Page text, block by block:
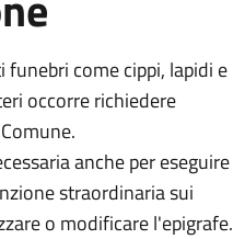
come cippi, lapidi e
occorre richiedere
anche per eseguire
straordinaria sui
o modificare l'epigrafe.